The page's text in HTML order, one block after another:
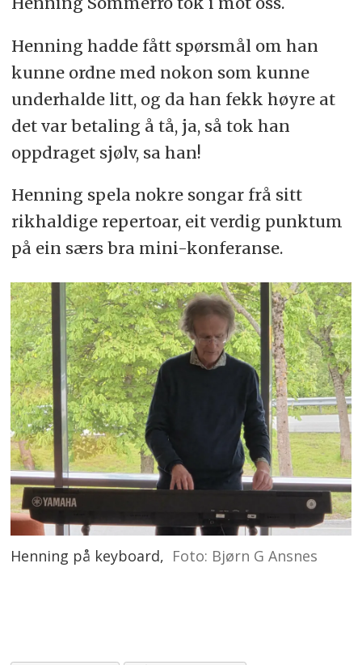
Henning hadde fått spørsmål om han
kunne ordne med nokon som kunne
underhalde litt, og da han fekk høyre at
det var betaling å tå, ja, så tok han
oppdraget sjølv, sa han!
Henning spela nokre songar frå sitt
rikhaldige repertoar, eit verdig punktum
på ein særs bra mini-konferanse.
Henning på keyboard, Foto: Bjørn G Ansnes